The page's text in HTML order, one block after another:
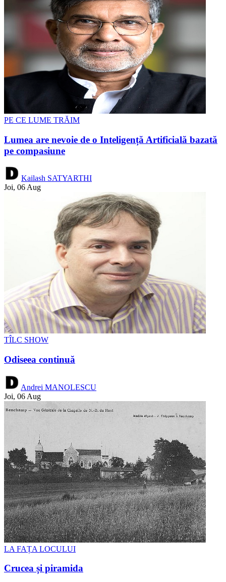
PE CE LUME TRĂIM
Lumea are nevoie de o Inteligență Artificială bazată
pe compasiune
Kailash SATYARTHI
Joi, 06 Aug
TÎLC SHOW
Odiseea continuă
Andrei MANOLESCU
Joi, 06 Aug
LA FAȚA LOCULUI
Crucea și piramida